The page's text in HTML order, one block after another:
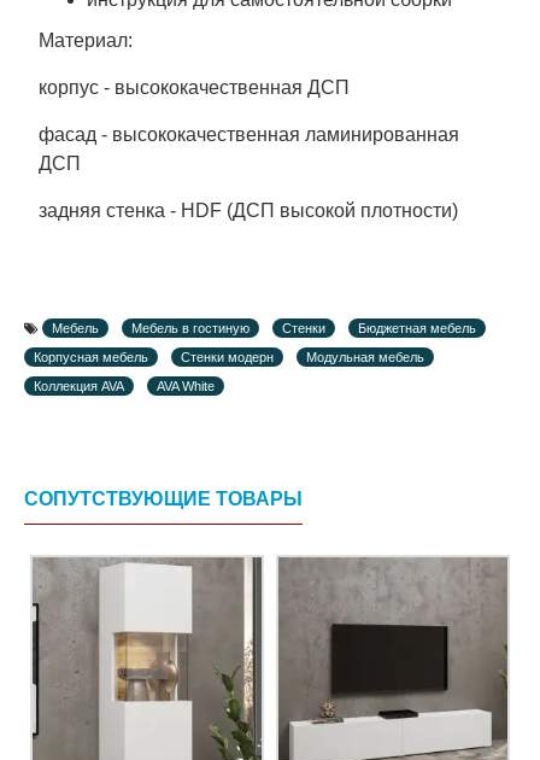
Материал:
корпус - высококачественная ДСП
фасад - высококачественная ламинированная
ДСП
задняя стенка - HDF (ДСП высокой плотности)
Мебель Мебель в гостиную Стенки
Бюджетная мебель
Корпусная мебель
Стенки модерн
Модульная мебель
Коллекция AVA
AVA White
СОПУТСТВУЮЩИЕ ТОВАРЫ